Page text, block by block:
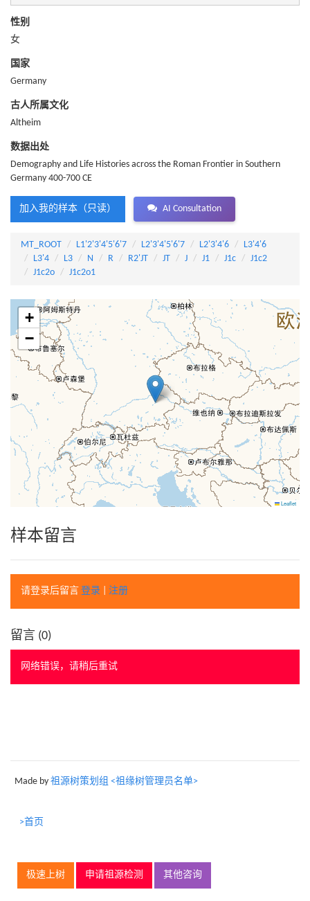
性别
女
国家
Germany
古人所属文化
Altheim
数据出处
Demography and Life Histories across the Roman Frontier in Southern
Germany 400-700 CE
加入我的样本（只读） AI Consultation
MT_ROOT L1'2'3'4'5'6'7 L2'3'4'5'6'7 L2'3'4'6
L3'4'6
L3'4
L3 N R R2'JT JT J J1 J1c
J1c2
J1c2o
J1c2o1
+
−
Leaflet
样本留言
请登录后留言 登录 注册
留言 (0)
网络错误，请稍后重试
Made by 祖源树策划组 <祖缘树管理员名单>
>首页
极速上树 申请祖源检测 其他咨询